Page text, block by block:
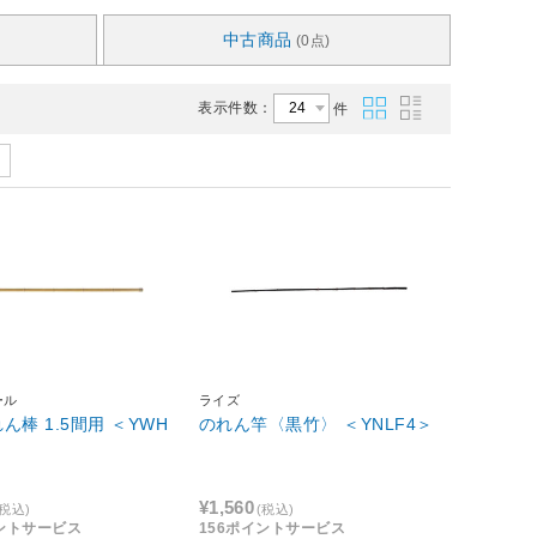
中古商品 (0点)
表示件数： 件
ル
ん棒 1.5間用 ＜YWH
込)
トサービス
ライズ
のれん竿〈黒竹〉 ＜YNLF4＞
¥1,560(税込)
156ポイントサービス